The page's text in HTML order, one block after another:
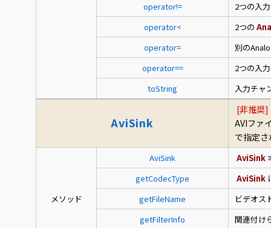
operator!=
2つの入
operator<
2つの
operator=
別の
operator==
2つの入
toString
入力チャ
AviSink
[非推奨]
AVIファ
で指定
メソッド
AviSink AviSink
getCodecType
AviSink
getFileName
ビデオス
getFilterInfo
関連付け